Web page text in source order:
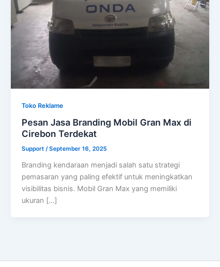
Toko Reklame
Pesan Jasa Branding Mobil Gran Max di
Cirebon Terdekat
Support/September 16, 2025
Branding kendaraan menjadi salah satu strategi
pemasaran yang paling efektif untuk meningkatkan
visibilitas bisnis. Mobil Gran Max yang memiliki
ukuran […]